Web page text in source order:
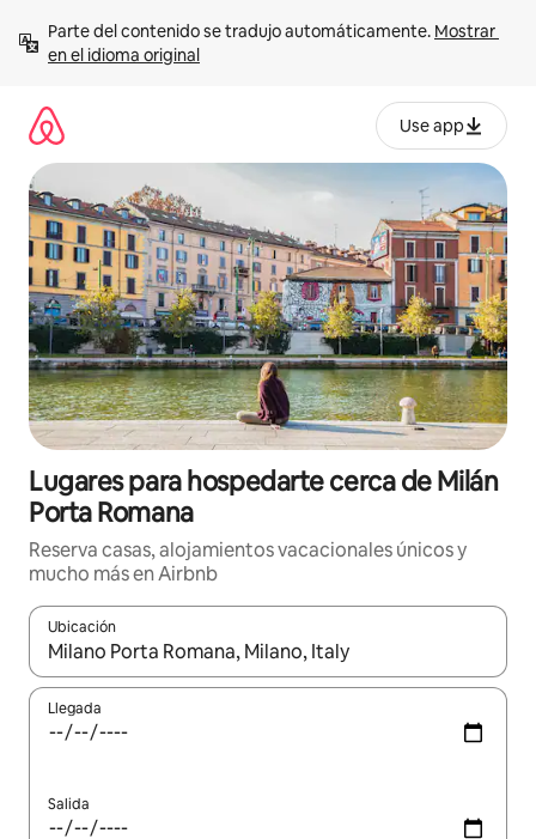
contenido
Parte del contenido se tradujo automáticamente. Mostrar
en el idioma original
Use app
Lugares para hospedarte cerca de Milán
Porta Romana
Reserva casas, alojamientos vacacionales únicos y
mucho más en Airbnb
Ubicación
Cuando los resultados estén disponibles, podrás navegar
Llegada
Salida